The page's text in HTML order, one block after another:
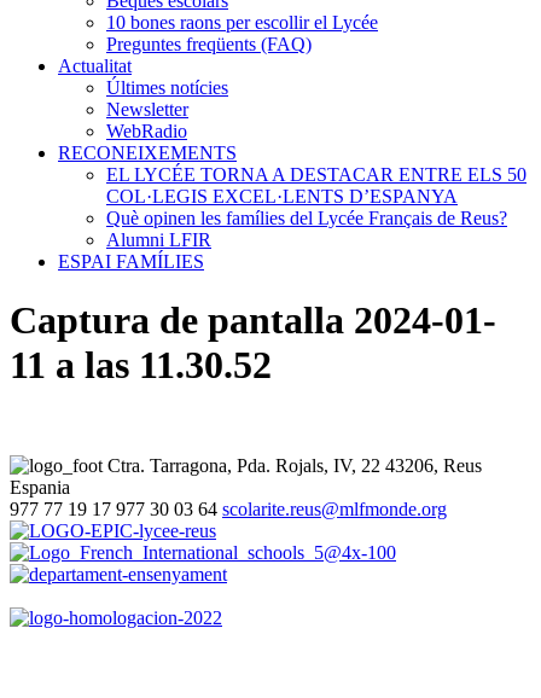
10 bones raons per escollir el Lycée
Preguntes freqüents (FAQ)
Actualitat
Últimes notícies
Newsletter
WebRadio
RECONEIXEMENTS
EL LYCÉE TORNA A DESTACAR ENTRE ELS 50
COL·LEGIS EXCEL·LENTS D’ESPANYA
Què opinen les famílies del Lycée Français de Reus?
Alumni LFIR
ESPAI FAMÍLIES
Captura de pantalla 2024-01-
11 a las 11.30.52
Ctra. Tarragona, Pda. Rojals, IV, 22 43206, Reus
Espania
977 77 19 17 977 30 03 64 scolarite.reus@mlfmonde.org